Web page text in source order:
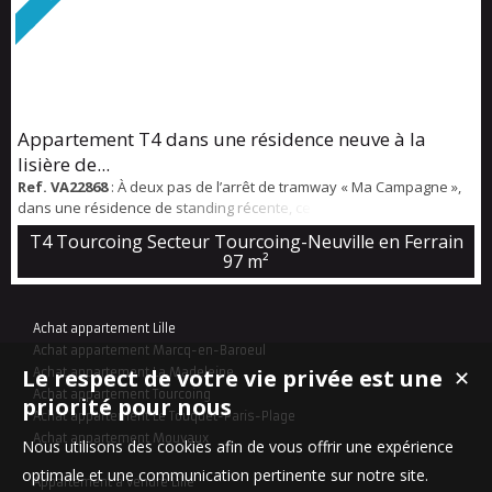
Appartement T4 dans une résidence neuve à la
lisière de...
Ref. VA22868: À deux pas de l’arrêt de tramway « Ma Campagne »,
dans une résidence de standing récente, ce magnifique
appartement T4 séduit par ses volumes généreux et sa luminosité.
Il offre une entrée accueillante, un vaste salon-séjour baigné de
lumière ouvrant sur une terrasse exposée sud-est. L’espace nuit se
compose de trois chambres donnant accès à une terrasse de 11 m²,
T4 Tourcoing Secteur Tourcoing-Neuville en Ferrain
97 m²
Achat appartement Lille
Achat appartement Marcq-en-Baroeul
Achat appartement La Madeleine
Achat appartement Tourcoing
Achat appartement Le Touquet-Paris-Plage
Achat appartement Mouvaux
Appartement à vendre Lille
✕
Le respect de votre vie privée est une
priorité pour nous
Nous utilisons des cookies afin de vous offrir une expérience
optimale et une communication pertinente sur notre site.